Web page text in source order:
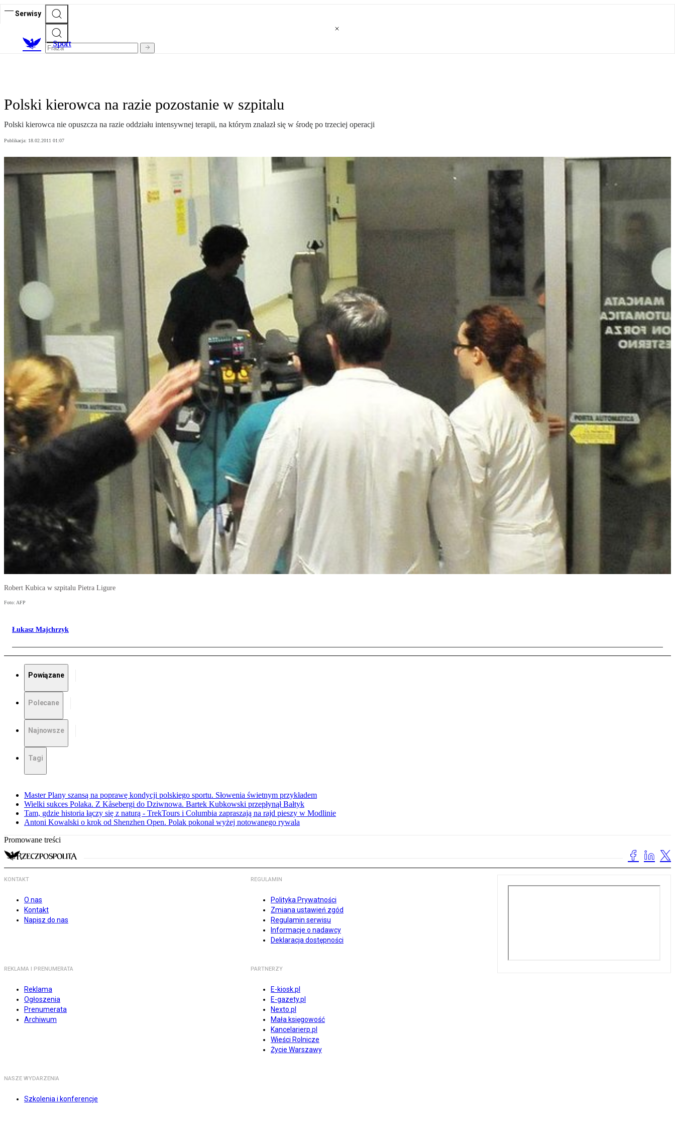
Serwisy
Sport
Polski kierowca na razie pozostanie w szpitalu
Polski kierowca nie opuszcza na razie oddziału intensywnej terapii, na którym znalazł się w środę po trzeciej operacji
Publikacja: 18.02.2011 01:07
Robert Kubica w szpitalu Pietra Ligure
Foto: AFP
Łukasz Majchrzyk
Powiązane
Polecane
Najnowsze
Tagi
Master Plany szansą na poprawę kondycji polskiego sportu. Słowenia świetnym przykładem
Wielki sukces Polaka. Z Kåsebergi do Dziwnowa. Bartek Kubkowski przepłynął Bałtyk
Tam, gdzie historia łączy się z naturą - TrekTours i Columbia zapraszają na rajd pieszy w Modlinie
Antoni Kowalski o krok od Shenzhen Open. Polak pokonał wyżej notowanego rywala
Promowane treści
KONTAKT
O nas
Kontakt
Napisz do nas
REGULAMIN
Polityka Prywatności
Zmiana ustawień zgód
Regulamin serwisu
Informacje o nadawcy
Deklaracja dostępności
REKLAMA I PRENUMERATA
Reklama
Ogłoszenia
Prenumerata
Archiwum
PARTNERZY
E-kiosk.pl
E-gazety.pl
Nexto.pl
Mała księgowość
Kancelarierp.pl
Wieści Rolnicze
Życie Warszawy
NASZE WYDARZENIA
Szkolenia i konferencje